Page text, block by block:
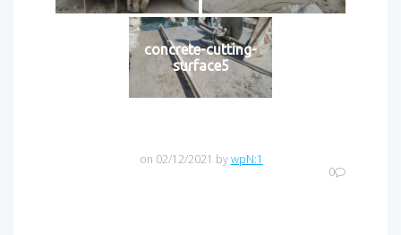
concrete-cutting-
surface5
bywpN:1
on 02/12/2021
0